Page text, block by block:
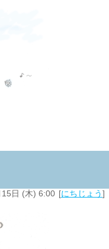
日 (木) 6:00 にちじょう